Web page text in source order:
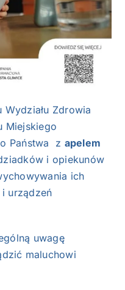
Wydziału Zdrowia
Miejskiego
Państwa z apelem
i opiekunów
ich
urządzeń
uwagę
maluchowi